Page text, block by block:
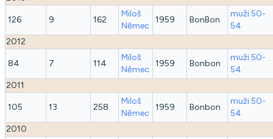
126 9 162
Miloš
Němec
1959 BonBon
muži 50-
54
2012
84 7 114
Miloš
Němec
1959 Bonbon
muži 50-
54
2011
105 13 258
Miloš
Němec
1959 Bonbon
muži 50-
54
2010